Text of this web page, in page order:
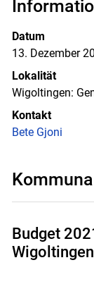
Datum
13. Dezember
Lokalität
Wigoltingen:
Kontakt
Bete Gjoni
Budget